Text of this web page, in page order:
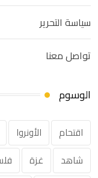
سياسة التحرير
تواصل معنا
الوسوم
اقتحام الأونروا
شاهد
غزة